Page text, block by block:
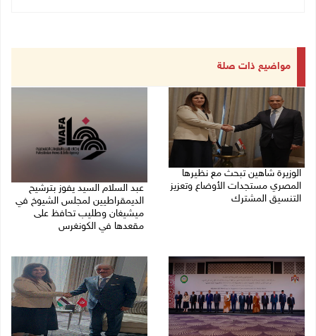
مواضيع ذات صلة
الوزيرة شاهين تبحث مع نظيرها
المصري مستجدات الأوضاع وتعزيز
التنسيق المشترك
عبد السلام السيد يفوز بترشيح
الديمقراطيين لمجلس الشيوخ في
ميشيغان وطليب تحافظ على
مقعدها في الكونغرس